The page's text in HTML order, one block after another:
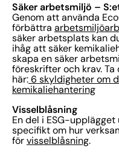
Säker arbetsmiljö –
Genom att använda
förbättra
säker arbetsplats kan
ihåg att säker
skapa en säker
föreskrifter och krav.
här: 6 skyldigheter om
kemikaliehantering
Visselblåsning
En del i ESG-
specifikt om hur
för visselblåsning.